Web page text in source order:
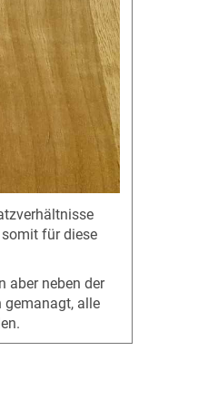
für diese
aber neben der
gemanagt, alle